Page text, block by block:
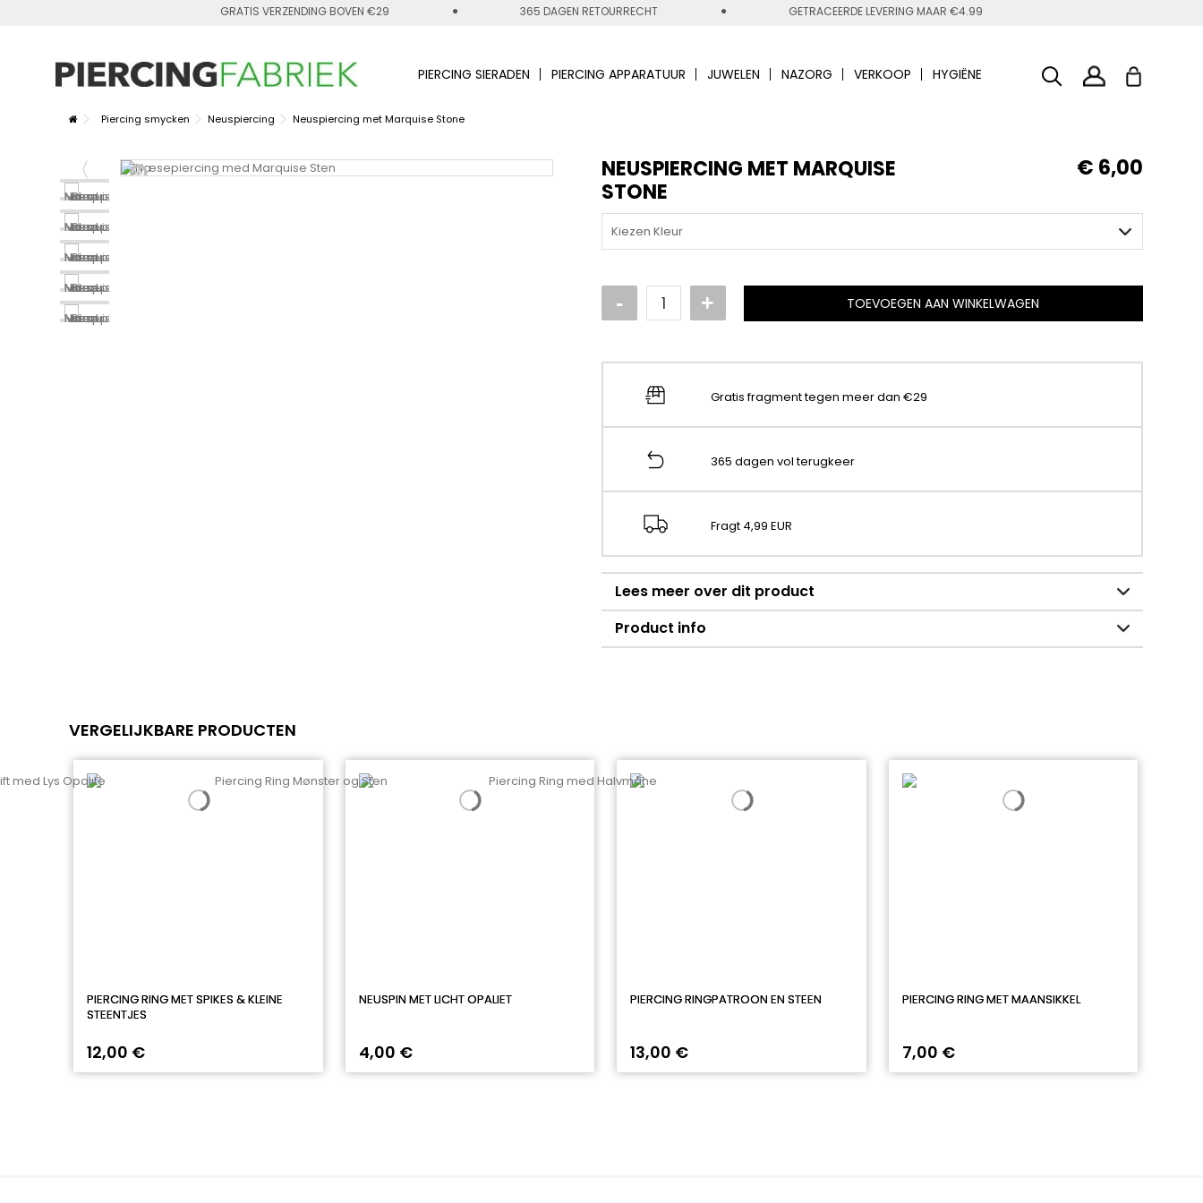
GRATIS VERZENDING BOVEN €29 365 DAGEN RETOURRECHT GETRACEERDE LEVERING MAAR €4.99
PIERCING SIERADEN PIERCING APPARATUUR JUWELEN NAZORG VERKOOP HYGIËNE
Piercing smycken Neuspiercing Neuspiercing met Marquise Stone
NEUSPIERCING MET MARQUISE
STONE
€ 6,00
Kiezen Kleur
TOEVOEGEN AAN WINKELWAGEN
Gratis fragment tegen meer dan €29
365 dagen vol terugkeer
Fragt 4,99 EUR
Lees meer over dit product
Product info
VERGELIJKBARE PRODUCTEN
PIERCING RING MET SPIKES & KLEINE
STEENTJES
12,00 €
NEUSPIN MET LICHT OPALIET
4,00 €
PIERCING RINGPATROON EN STEEN
13,00 €
PIERCING RING MET MAANSIKKEL
7,00 €